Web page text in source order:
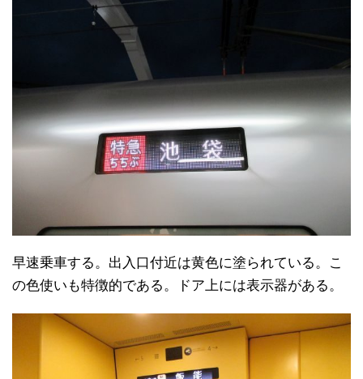
早速乗車する。出入口付近は黄色に塗られている。こ
の色使いも特徴的である。ドア上には表示器がある。